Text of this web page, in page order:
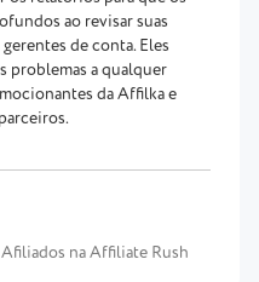
ao revisar suas
de conta. Eles
problemas a qualquer
da Affilka e
na Affiliate Rush